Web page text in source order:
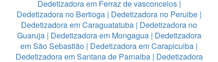
Dedetizadora em Ferraz de vasconcelos|
Dedetizadora no Bertioga | Dedetizadora no Peruibe |
Dedetizadora em Caraguatatuba | Dedetizadora no
Guaruja| Dedetizadora em Mongagua| Dedetizadora
em São Sebastião | Dedetizadora em Carapicuiba |
Dedetizadora em Santana de Parnaiba| Dedetizadora